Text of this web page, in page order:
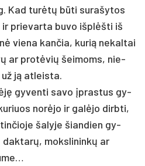
Kad turėtų būti su­ra­šy­tos
prie­var­ta bu­vo išplėš­ti iš
vie­na kan­čia, ku­rią ne­kal­tai
ar pro­tėvių šei­moms, nie­
ją at­leis­ta.
gy­ven­ti sa­vo įpras­tus gy­
norė­jo ir galė­jo dirb­ti,
ša­ly­je šian­dien gy­
moks­li­ninkų ar